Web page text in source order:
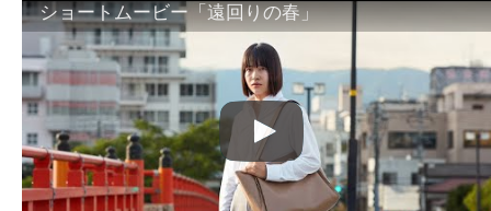
ショートムービー「遠回りの春」